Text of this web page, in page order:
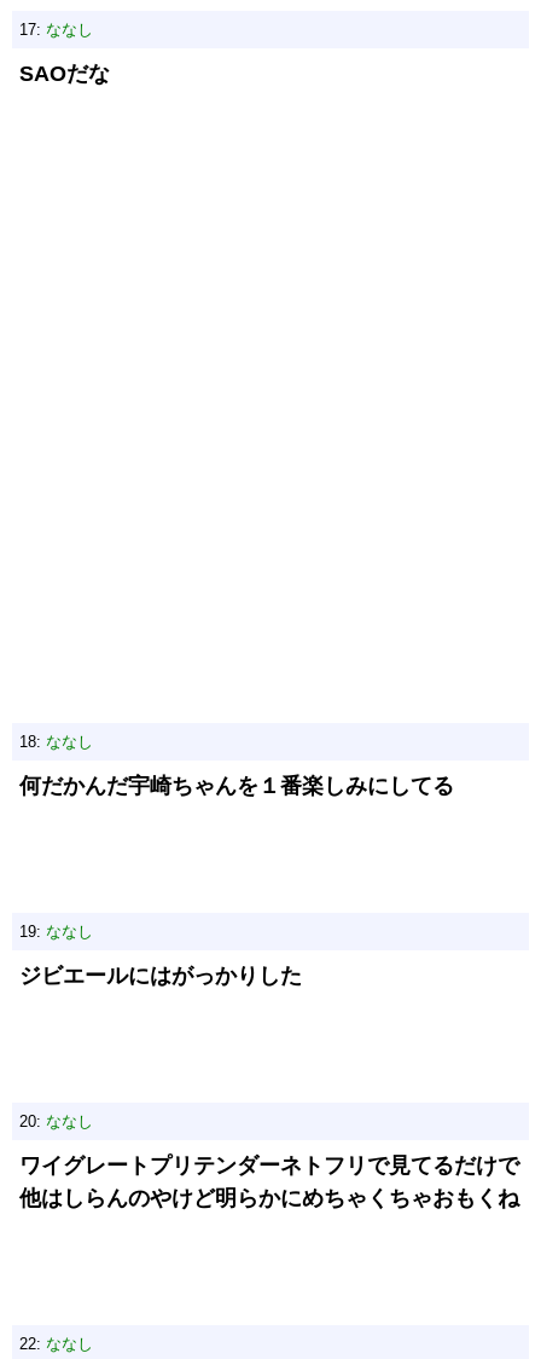
17: ななし
SAOだな
18: ななし
何だかんだ宇崎ちゃんを１番楽しみにしてる
19: ななし
ジビエールにはがっかりした
20: ななし
ワイグレートプリテンダーネトフリで見てるだけで
他はしらんのやけど明らかにめちゃくちゃおもくね
22: ななし